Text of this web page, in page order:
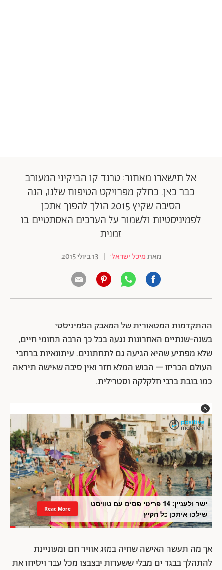
אל תישארו מאחור: טרנד קו הביקיני המעורב
כבר כאן. כחלק מפרויקט הטיפוח שלנו, הנה
הסיבה שקיץ 2015 הולך להפוך אתכן
לפמיניסטיות ולשמור על הערכים האסתטיים בו
זמנית
מאתמיכל ישראלי | 13 ביולי 2015
ההתקדמות המטאורית של המאבק הפמיניסטי
בשנה-שנתיים האחרונות נגעה בכל כך הרבה תחומי חיים,
שלא מפתיע שהיא הגיעה גם לתחתונים. עיתונאיות ברחבי
העולם הכריזו – הבוש המלא חזר ואין סיבה שאישה תיראה
כמו בובת ברבי חלקלקה וסטרילית.
ישר ולעניין: 14 פריטי פסים עם טוויסט
שילכו איתכן כל הקיץ
Read More
אך מה תעשה האישה שחיה במזג אוויר חם ומעוניינת
להתהלך בבגד ים מבלי ששערות יבצבצו מכל עבר ויסיחו את